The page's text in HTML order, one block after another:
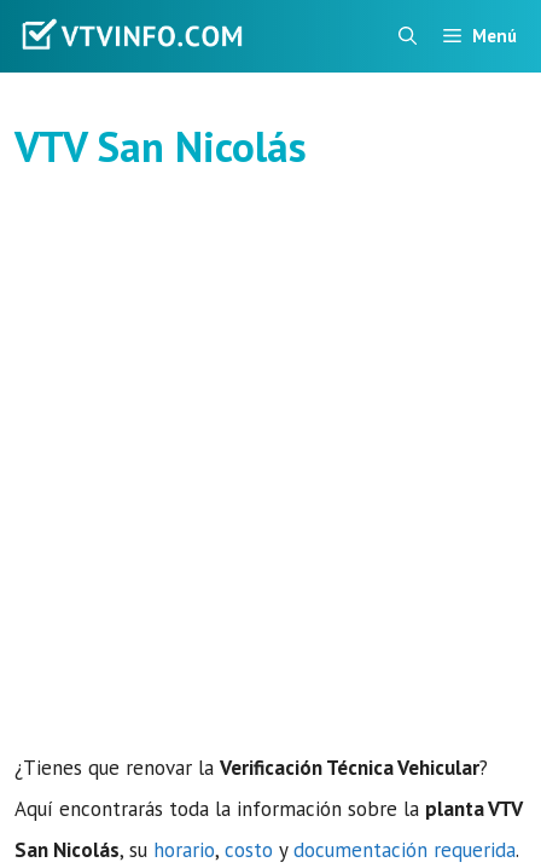
Saltar
Menú
VTV San Nicolás
¿Tienes que renovar la Verificación Técnica Vehicular?
Aquí encontrarás toda la información sobre la planta VTV
San Nicolás, su horario, costo ydocumentación requerida.